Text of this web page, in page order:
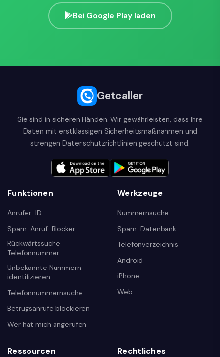
Bei Google Play laden
Getcaller
Sie sind in sicheren Händen. Wir gewährleisten, dass Ihre
Daten mit erstklassigen Sicherheitsmaßnahmen und
strengen Datenschutzrichtlinien geschützt sind.
Funktionen
Anrufer-ID
Spam-Anruf-Blocker
Rückwärtssuche
Telefonnummer
Unbekannte Nummern
identifizieren
Telefonnummernsuche
Betrugsanrufe blockieren
Wer hat mich angerufen
Werkzeuge
Nummernsuche
Spam-Datenbank
Telefonverzeichnis
Android
iPhone
Web
Ressourcen Rechtliches